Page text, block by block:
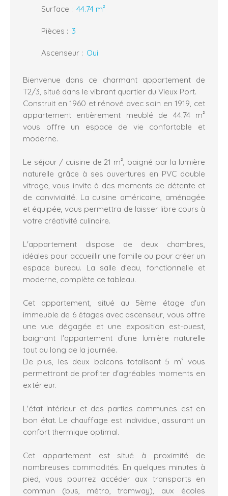
Surface : 44.74 m²
Pièces : 3
Ascenseur : Oui
Bienvenue dans ce charmant appartement de
T2/3, situé dans le vibrant quartier du Vieux Port.
Construit en 1960 et rénové avec soin en 1919, cet
appartement entièrement meublé de 44.74 m²
vous offre un espace de vie confortable et
moderne.
Le séjour / cuisine de 21 m², baigné par la lumière
naturelle grâce à ses ouvertures en PVC double
vitrage, vous invite à des moments de détente et
de convivialité. La cuisine américaine, aménagée
et équipée, vous permettra de laisser libre cours à
votre créativité culinaire.
L'appartement dispose de deux chambres,
idéales pour accueillir une famille ou pour créer un
espace bureau. La salle d'eau, fonctionnelle et
moderne, complète ce tableau.
Cet appartement, situé au 5ème étage d'un
immeuble de 6 étages avec ascenseur, vous offre
une vue dégagée et une exposition est-ouest,
baignant l'appartement d'une lumière naturelle
tout au long de la journée.
De plus, les deux balcons totalisant 5 m² vous
permettront de profiter d'agréables moments en
extérieur.
L'état intérieur et des parties communes est en
bon état. Le chauffage est individuel, assurant un
confort thermique optimal.
Cet appartement est situé à proximité de
nombreuses commodités. En quelques minutes à
pied, vous pourrez accéder aux transports en
commun (bus, métro, tramway), aux écoles